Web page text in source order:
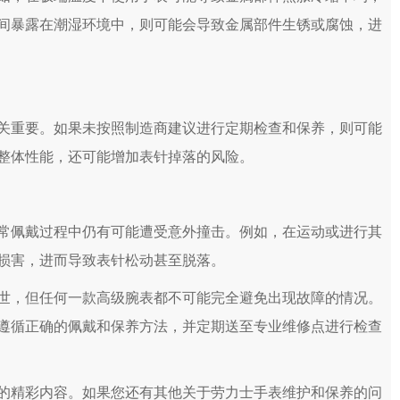
暴露在潮湿环境中，则可能会导致金属部件生锈或腐蚀，进
。如果未按照制造商建议进行定期检查和保养，则可能
性能，还可能增加表针掉落的风险。
过程中仍有可能遭受意外撞击。例如，在运动或进行其
，进而导致表针松动甚至脱落。
任何一款高级腕表都不可能完全避免出现故障的情况。
循正确的佩戴和保养方法，并定期送至专业维修点进行检查
精彩内容。如果您还有其他关于劳力士手表维护和保养的问